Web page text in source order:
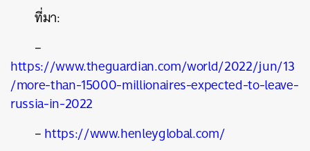
ที่มา:
–
https://www.theguardian.com/world/2022/jun/13
/more-than-15000-millionaires-expected-to-leave-
russia-in-2022
–https://www.henleyglobal.com/